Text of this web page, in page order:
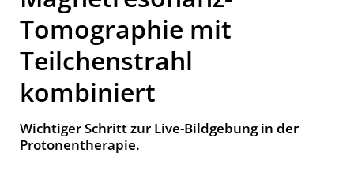
Tomographie mit
Teilchenstrahl
kombiniert
Wichtiger Schritt zur Live-Bildgebung in der
Protonentherapie.